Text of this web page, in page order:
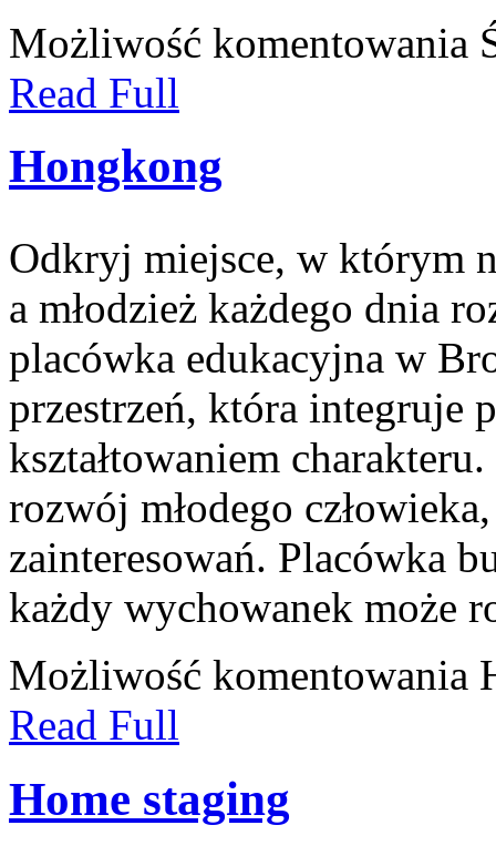
Możliwość komentowania
Read Full
Hongkong
Odkryj miejsce, w którym
a młodzież każdego dnia
placówka edukacyjna w
przestrzeń, która integruje
kształtowaniem
rozwój młodego
zainteresowań. Placówka
każdy wychowanek może
Możliwość komentowania
Read Full
Home staging